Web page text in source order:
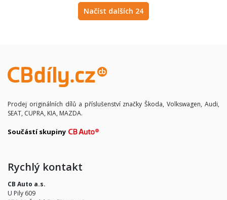
Načíst dalších 24
Prodej originálních dílů a příslušenství značky Škoda, Volkswagen, Audi,
SEAT, CUPRA, KIA, MAZDA.
Součástí skupiny
Rychlý kontakt
CB Auto a.s.
U Pily 609